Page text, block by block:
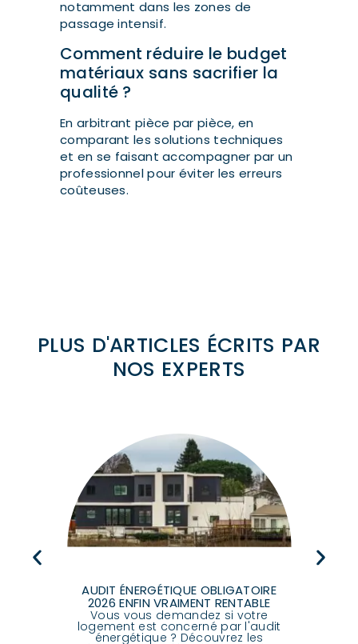
notamment dans les zones de
passage intensif.
Comment réduire le budget
matériaux sans sacrifier la
qualité ?
En arbitrant pièce par pièce, en
comparant les solutions techniques
et en se faisant accompagner par un
professionnel pour éviter les erreurs
coûteuses.
PLUS D'ARTICLES ÉCRITS PAR
NOS EXPERTS
AUDIT ÉNERGÉTIQUE OBLIGATOIRE
2026 ENFIN VRAIMENT RENTABLE
Vous vous demandez si votre
logement est concerné par l'audit
énergétique ? Découvrez les